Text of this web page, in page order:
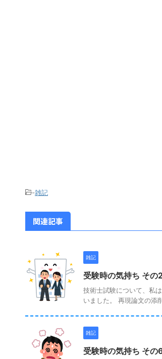
-雑記
関連記事
雑記
受験時の気持ち その
技術士試験について、私
いました。 再現論文の添
雑記
受験時の気持ち その